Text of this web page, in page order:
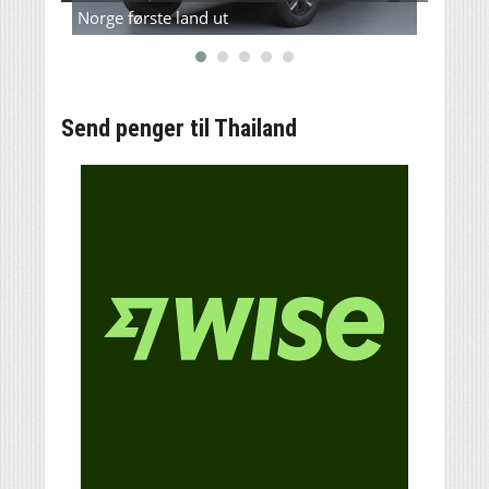
Norge første land ut
for første gang?
Send penger til Thailand